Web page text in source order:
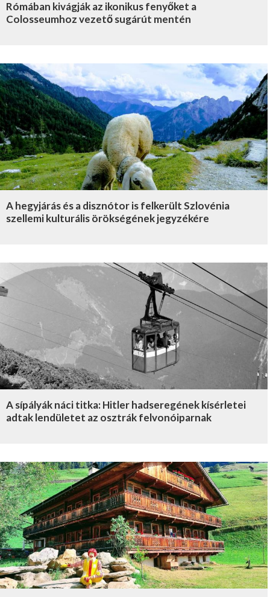
Rómában kivágják az ikonikus fenyőket a
Colosseumhoz vezető sugárút mentén
A hegyjárás és a disznótor is felkerült Szlovénia
szellemi kulturális örökségének jegyzékére
A sípályák náci titka: Hitler hadseregének kísérletei
adtak lendületet az osztrák felvonóiparnak